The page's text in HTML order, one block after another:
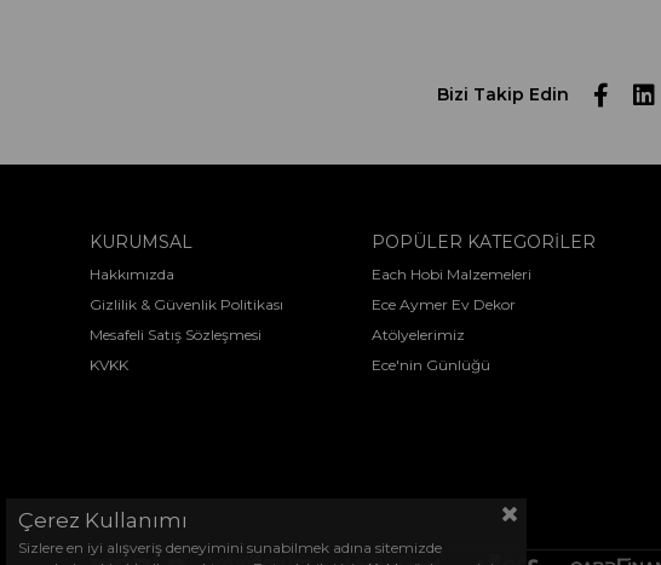
Bizi Takip Edin
KURUMSAL
Hakkımızda
Gizlilik & Güvenlik Politikası
Mesafeli Satış Sözleşmesi
KVKK
POPÜLER KATEGORİLER
Each Hobi Malzemeleri
Ece Aymer Ev Dekor
Atölyelerimiz
Ece'nin Günlüğü
Çerez Kullanımı
Sizlere en iyi alışveriş deneyimini sunabilmek adına sitemizde